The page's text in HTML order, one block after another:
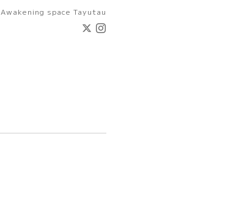
Awakening space Tayutau